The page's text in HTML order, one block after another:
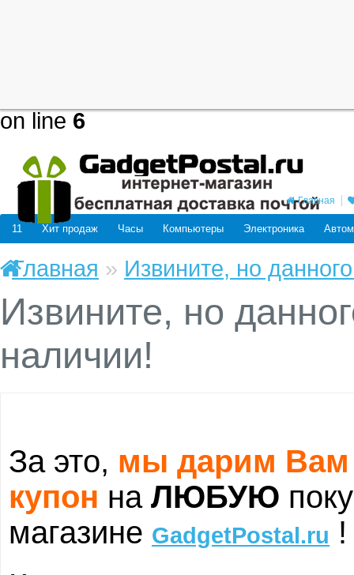
on line6
Главная
11 Хит продаж Часы Компьютеры Электроника
Главная » Извините, но
Извините, но
наличии!
За это, мы дарим Вам
купон на ЛЮБУЮ
магазине GadgetPostal.ru !